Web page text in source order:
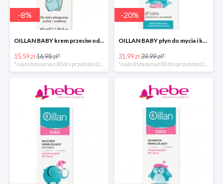
-8%
OILLAN BABY krem przeciw odparzeniom, 40 ml
15.59 zł16.98 zł*
*najniższa cena z 30 dni przed obniżką
-20%
OILLAN BABY płyn do mycia i kąpieli dla dzieci od pierwszych dni życia, 400 ml
31.99 zł39.99 zł*
*najniższa cena z 30 dni przed obniżką